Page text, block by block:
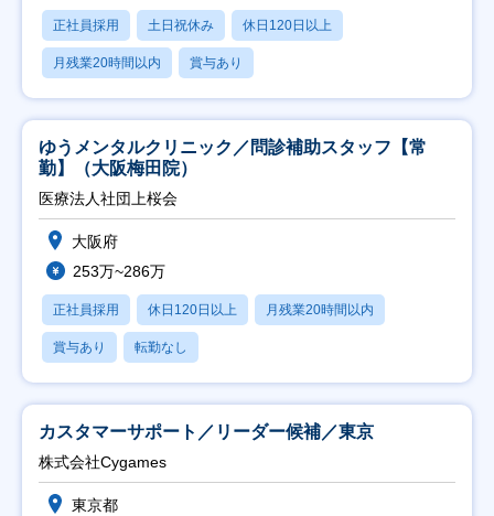
正社員採用 土日祝休み 休日120日以上
月残業20時間以内 賞与あり
ゆうメンタルクリニック／問診補助スタッフ【常
勤】（大阪梅田院）
医療法人社団上桜会
大阪府
253万~286万
正社員採用 休日120日以上 月残業20時間以内
賞与あり 転勤なし
カスタマーサポート／リーダー候補／東京
株式会社Cygames
東京都